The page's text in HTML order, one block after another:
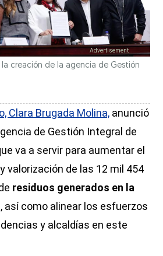
la creación de la agencia de Gestión
Clara Brugada Molina, anunció
de Gestión Integral de
va a servir para aumentar el
valorización de las 12 mil 454
residuos generados en la
, así como alinear los esfuerzos
y alcaldías en este